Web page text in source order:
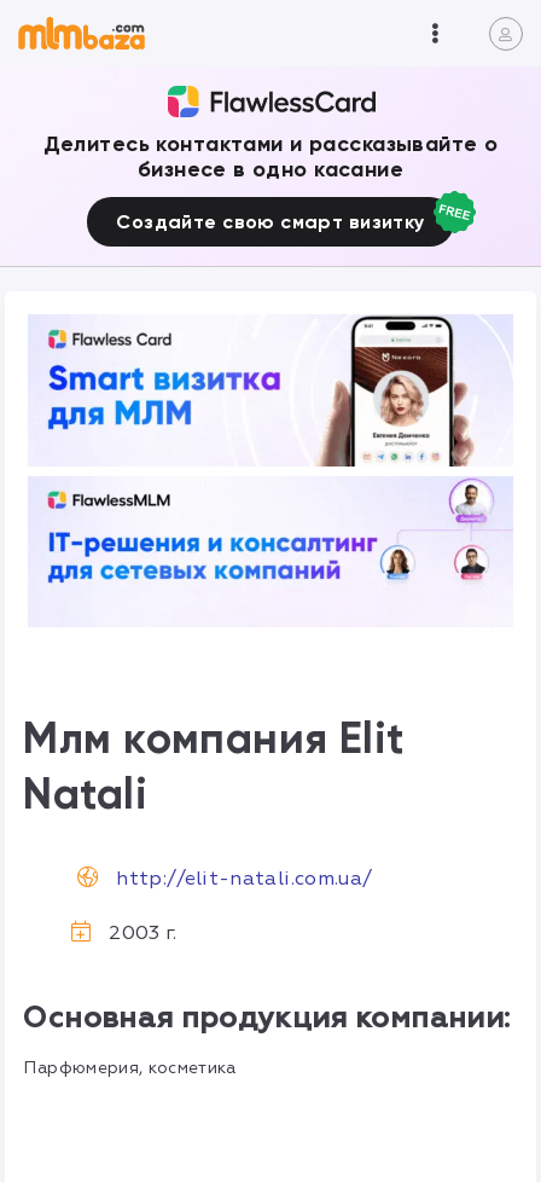
Делитесь контактами и рассказывайте о
бизнесе в одно касание
Создайте свою смарт визитку
Млм компания Elit
Natali
http://elit-natali.com.ua/
2003 г.
Основная продукция компании:
Парфюмерия, косметика